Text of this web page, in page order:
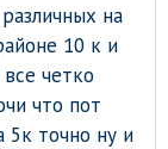
на
10 к и
четко
что пот
точно ну и